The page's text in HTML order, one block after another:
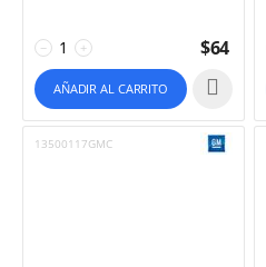
+
− $64
AÑADIR AL CARRITO
13500117GMC